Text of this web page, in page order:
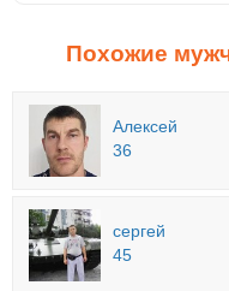
Похожие
Алексей
36
сергей
45